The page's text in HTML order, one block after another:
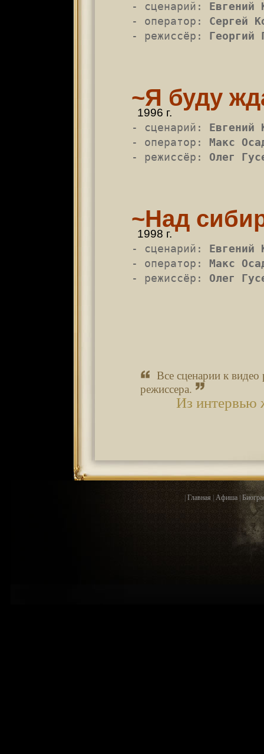
- сценарий: Евгений
- оператор: Сергей
- режиссёр: Георгий
~Я буду
1996 г.
- сценарий: Евгений
- оператор: Макс
- режиссёр: Олег
~Над
1998 г.
- сценарий: Евгений
- оператор: Макс
- режиссёр: Олег
Все сценарии к
режиссера.
Из интервью
Главная Афиша